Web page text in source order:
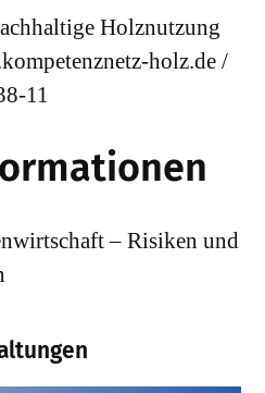
Holznutzung
holz.de /
11
– Risiken und